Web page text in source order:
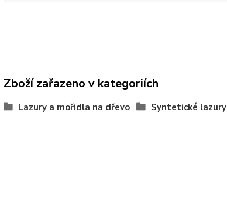
Zboží zařazeno v kategoriích
Lazury a mořidla na dřevo Syntetické lazury